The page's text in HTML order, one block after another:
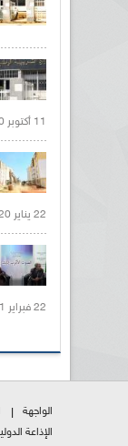
11 أكتوبر 2020 |
22 يناير 2020 |
22 فبراير 2021 |
الواجهة
الإذاعة